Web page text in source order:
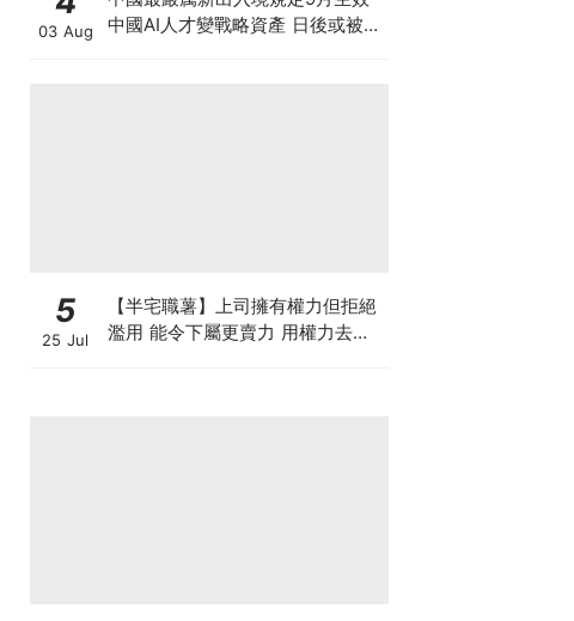
03 Aug
中國AI人才變戰略資產 日後或被嚴
5
25 Jul
【半宅職薯】上司擁有權力但拒絕
濫用 能令下屬更賣力 用權力去迫